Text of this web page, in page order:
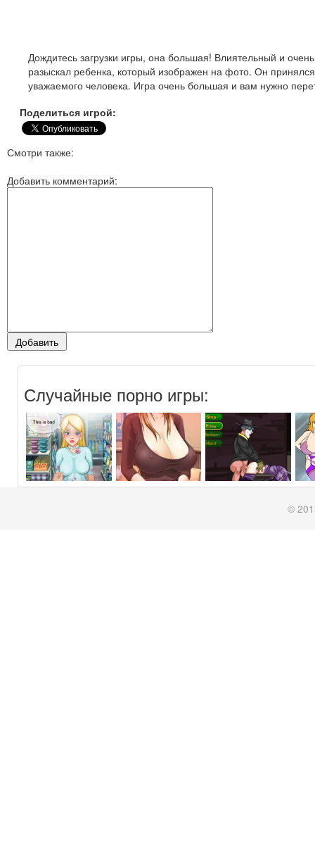
Дождитесь загрузки игры, она большая! Влиятельный и
разыскал ребенка, который изображен на фото. Он
уважаемого человека. Игра очень большая и вам нужно
Поделиться игрой:
Смотри также:
Добавить комментарий:
Случайные порно игры:
©